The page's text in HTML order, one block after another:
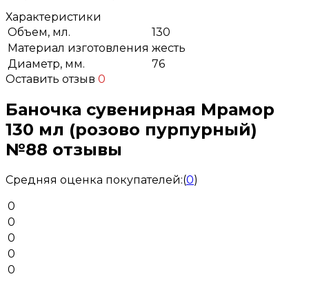
Характеристики
Объем, мл.
130
Материал изготовления жесть
Диаметр, мм.
76
Оставить отзыв 0
Баночка сувенирная Мрамор
130 мл (розово пурпурный)
№88 отзывы
Средняя оценка покупателей:(0)
0
0
0
0
0